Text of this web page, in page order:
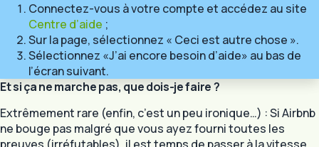
Connectez-vous à votre compte et accédez au site
Centre d’aide ;
Sur la page, sélectionnez « Ceci est autre chose ».
Sélectionnez «J’ai encore besoin d’aide» au bas de
l’écran suivant.
Et si ça ne marche pas, que dois-je faire ?
Extrêmement rare (enfin, c’est un peu ironique…) : Si Airbnb
ne bouge pas malgré que vous ayez fourni toutes les